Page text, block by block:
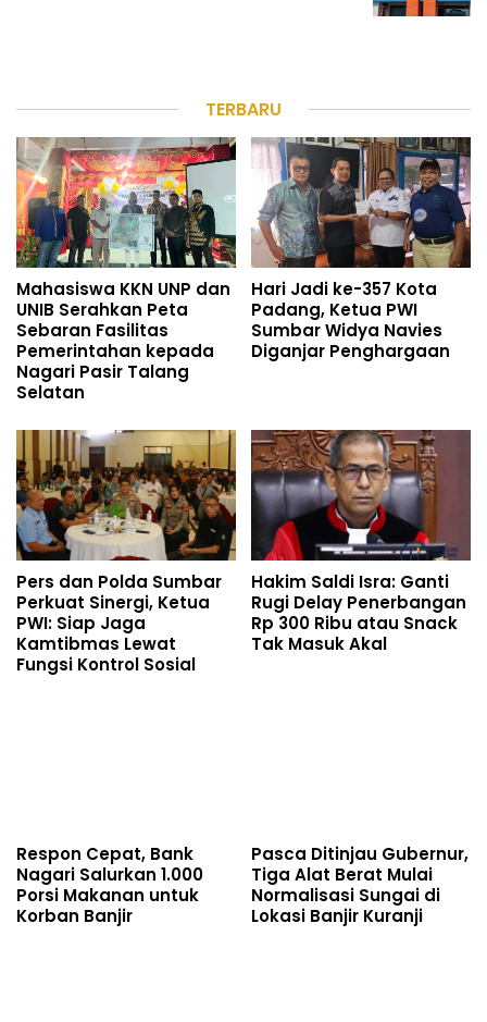
TERBARU
Mahasiswa KKN UNP dan
UNIB Serahkan Peta
Sebaran Fasilitas
Pemerintahan kepada
Nagari Pasir Talang
Selatan
Hari Jadi ke-357 Kota
Padang, Ketua PWI
Sumbar Widya Navies
Diganjar Penghargaan
Pers dan Polda Sumbar
Perkuat Sinergi, Ketua
PWI: Siap Jaga
Kamtibmas Lewat
Fungsi Kontrol Sosial
Hakim Saldi Isra: Ganti
Rugi Delay Penerbangan
Rp 300 Ribu atau Snack
Tak Masuk Akal
Respon Cepat, Bank
Nagari Salurkan 1.000
Porsi Makanan untuk
Korban Banjir
Pasca Ditinjau Gubernur,
Tiga Alat Berat Mulai
Normalisasi Sungai di
Lokasi Banjir Kuranji